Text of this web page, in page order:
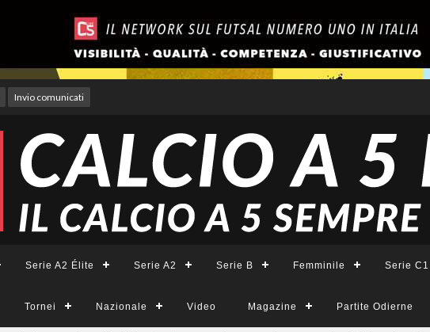
Invio comunicati
Serie A2 Élite Serie A2 Serie B Femminile Serie C1
Tornei Nazionale Video Magazine Partite Odierne